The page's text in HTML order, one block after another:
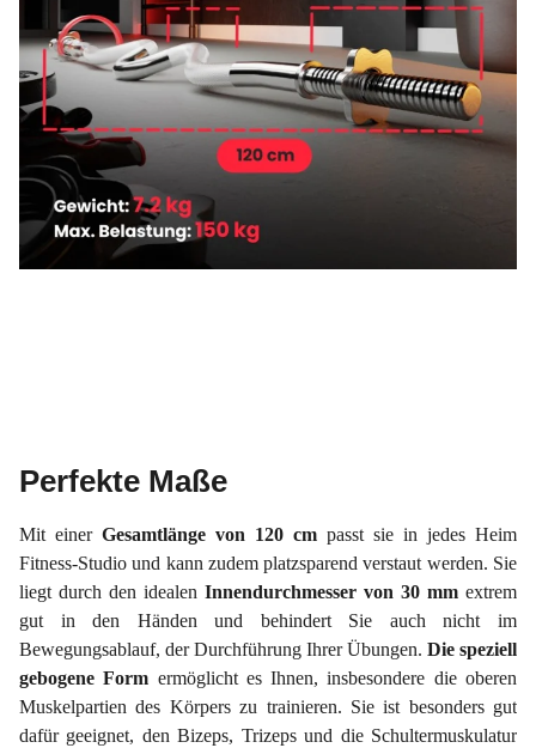
Perfekte Maße
Mit einer Gesamtlänge von 120 cm passt sie in jedes Heim
Fitness-Studio und kann zudem platzsparend verstaut werden. Sie
liegt durch den idealen Innendurchmesser von 30 mm extrem
gut in den Händen und behindert Sie auch nicht im
Bewegungsablauf, der Durchführung Ihrer Übungen. Die speziell
gebogene Form ermöglicht es Ihnen, insbesondere die oberen
Muskelpartien des Körpers zu trainieren. Sie ist besonders gut
dafür geeignet, den Bizeps, Trizeps und die Schultermuskulatur